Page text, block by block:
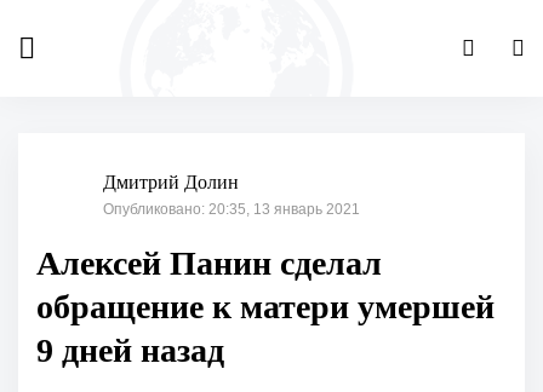
Дмитрий Долин
Опубликовано: 20:35, 13 январь 2021
Алексей Панин сделал
обращение к матери умершей
9 дней назад